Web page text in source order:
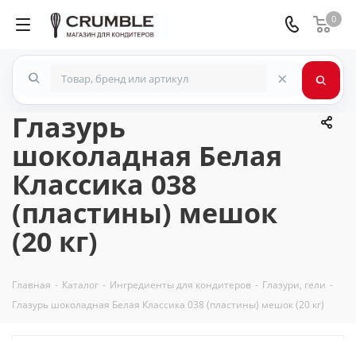
0
×
Глазурь
шоколадная Белая
Классика 038
(пластины) мешок
(20 кг)
Главная - Каталог - Ингредиенты для кондитеров - Глазури, гели -
Глазурь шоколадная Белая Классика 038 (пластины) мешок (20 кг)